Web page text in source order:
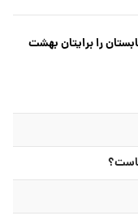
را برایتان بهشت